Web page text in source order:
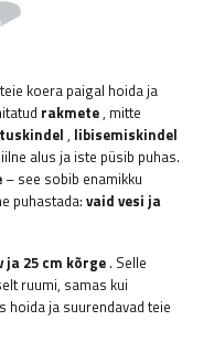
koera paigal hoida ja
rakmete, mitte
, libisemiskindel
alus ja iste püsib puhas.
– see sobib enamikku
puhastada: vaid vesi ja
ja 25 cm kõrge . Selle
ruumi, samas kui
hoida ja suurendavad teie